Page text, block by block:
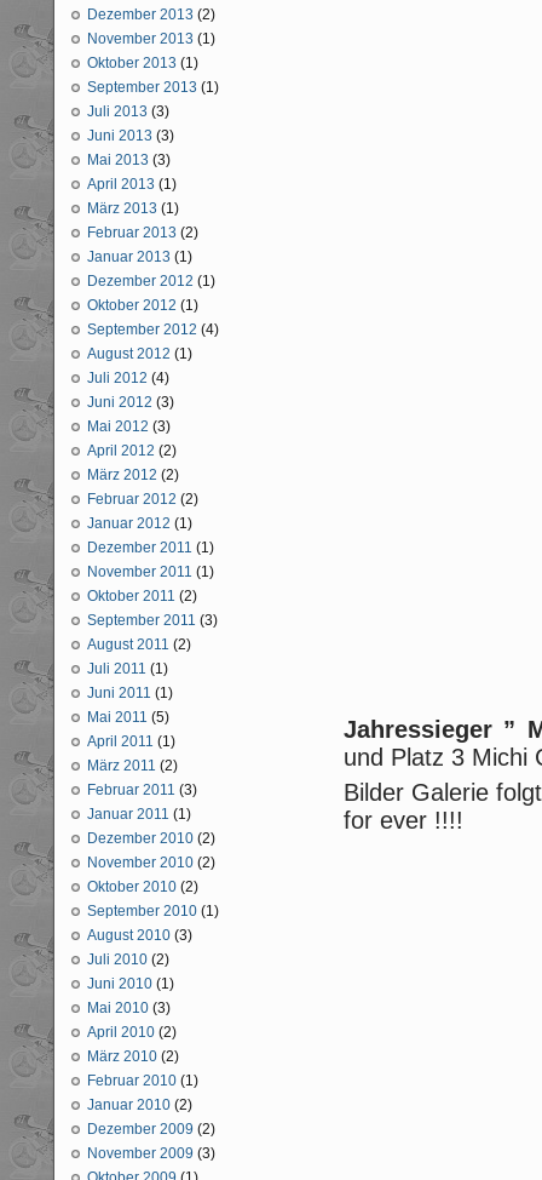
Dezember 2013 (2)
November 2013 (1)
Oktober 2013 (1)
September 2013 (1)
Juli 2013 (3)
Juni 2013 (3)
Mai 2013 (3)
April 2013 (1)
März 2013 (1)
Februar 2013 (2)
Januar 2013 (1)
Dezember 2012 (1)
Oktober 2012 (1)
September 2012 (4)
August 2012 (1)
Juli 2012 (4)
Juni 2012 (3)
Mai 2012 (3)
April 2012 (2)
März 2012 (2)
Februar 2012 (2)
Januar 2012 (1)
Dezember 2011 (1)
November 2011 (1)
Oktober 2011 (2)
September 2011 (3)
August 2011 (2)
Juli 2011 (1)
Juni 2011 (1)
Mai 2011 (5)
April 2011 (1)
März 2011 (2)
Februar 2011 (3)
Januar 2011 (1)
Dezember 2010 (2)
November 2010 (2)
Oktober 2010 (2)
September 2010 (1)
August 2010 (3)
Juli 2010 (2)
Juni 2010 (1)
Mai 2010 (3)
April 2010 (2)
März 2010 (2)
Februar 2010 (1)
Januar 2010 (2)
Dezember 2009 (2)
November 2009 (3)
Jahressieger ”
und Platz 3 Michi
Bilder Galerie
for ever !!!!